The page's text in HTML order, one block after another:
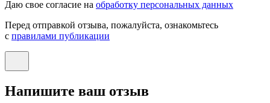
Даю свое согласие на обработку персональных данных
Перед отправкой отзыва, пожалуйста, ознакомьтесь
с правилами публикации
Напишите ваш отзыв